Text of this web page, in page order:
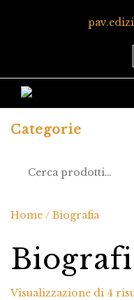
Categorie
Home / Biografia
Visualizzazione di 4